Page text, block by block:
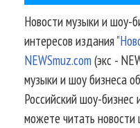
Новости музыки и шоу-
интересов издания
NEWSmuz.com(экс -
музыки и шоу бизнеса
Российский шоу-
можете читать новости